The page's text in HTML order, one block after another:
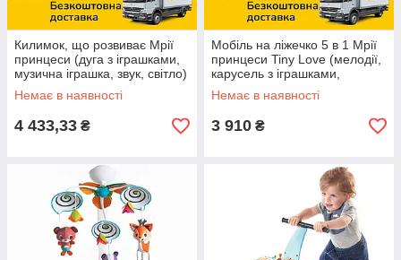
Килимок, що розвиває Мрії
принцеси (дуга з іграшками,
музична іграшка, звук, світло)
1205506830
Немає в наявності
4 433,33 ₴
Мобіль на ліжечко 5 в 1 Мрії
принцеси Tiny Love (мелодії,
карусель з іграшками,
підсвічування) 1305606830
Немає в наявності
3 910 ₴